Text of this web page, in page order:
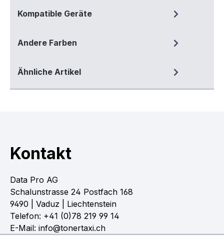
Kompatible Geräte
Andere Farben
Ähnliche Artikel
Kontakt
Data Pro AG
Schalunstrasse 24 Postfach 168
9490 | Vaduz | Liechtenstein
Telefon: +41 (0)78 219 99 14
E-Mail: info@tonertaxi.ch